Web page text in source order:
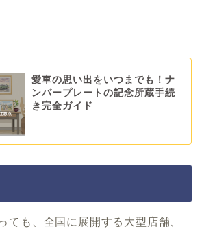
愛車の思い出をいつまでも！ナ
ンバープレートの記念所蔵手続
き完全ガイド
ても、全国に展開する大型店舗、